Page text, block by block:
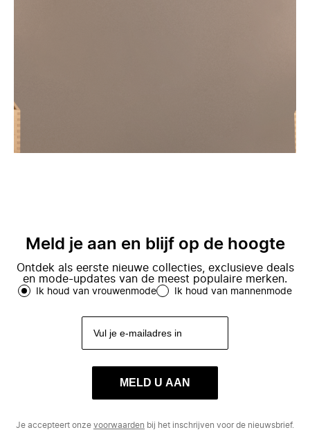
Meld je aan en blijf op de hoogte
Ontdek als eerste nieuwe collecties, exclusieve deals
en mode-updates van de meest populaire merken.
Ik houd van vrouwenmode Ik houd van mannenmode
MELD U AAN
Je accepteert onze voorwaarden bij het inschrijven voor de nieuwsbrief.